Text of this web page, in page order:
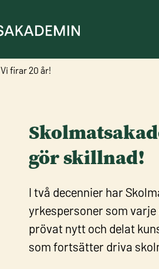
Vi firar 20 år!
gör skillnad!
I två decennier har
yrkespersoner som
prövat nytt och delat
som fortsätter driva